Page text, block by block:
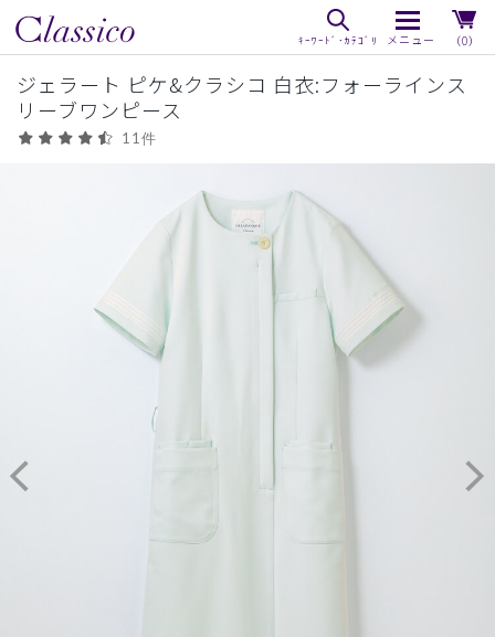
（0）
ジェラート ピケ&クラシコ 白衣:フォーラインス
リーブワンピース
11件